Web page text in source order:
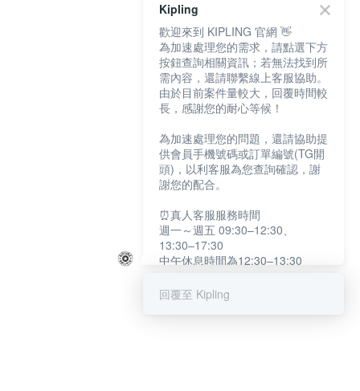
Kipling
歡迎來到 KIPLING 官網 👋
為加速處理您的需求，請點選下方
按鈕查詢相關資訊；若無法找到所
需內容，還請聯繫線上客服協助。
由於目前案件量較大，回覆時間較
長，感謝您的耐心等候！
為加速處理您的問題，還請協助提
供會員手機號碼或訂單編號(TG開
頭)，以利客服為您查詢確認，謝
謝您的配合。
⏰真人客服服務時間
週一～週五 09:30–12:30、
13:30–17:30
中午休息時間為12:30–13:30
提醒您：系統會自動已讀訊息，如
回覆至 Kipling